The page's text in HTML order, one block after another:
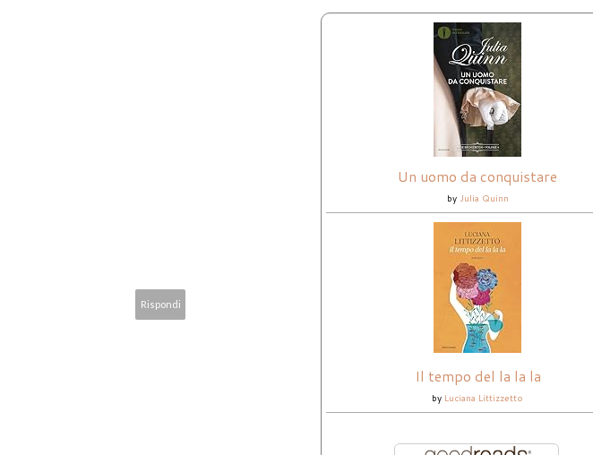
Rispondi
Un uomo da conquistare
by Julia Quinn
Il tempo del la la la
by Luciana Littizzetto